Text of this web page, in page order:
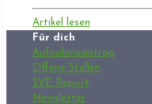
Artikel lesen
Für dich
Aufnahmeantrag
Offene Stellen
SVE Report
Newsletter